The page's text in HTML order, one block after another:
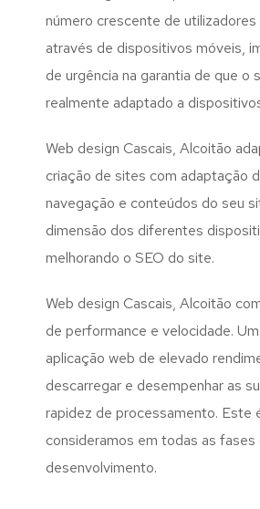
número crescente de
através de dispositivos móveis,
de urgência na garantia de que o
realmente adaptado a
Web design Cascais, Alcoitão
criação de sites com adaptação
navegação e conteúdos do seu
dimensão dos diferentes
melhorando o SEO do site.
Web design Cascais, Alcoitão
de performance e velocidade.
aplicação web de elevado
descarregar e desempenhar as
rapidez de processamento. Este
consideramos em todas as
desenvolvimento.